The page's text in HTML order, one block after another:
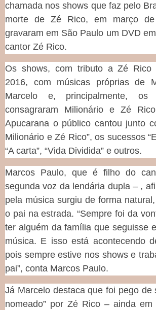
chamada nos shows que faz pelo
morte de Zé Rico, em março
gravaram em São Paulo um DVD
cantor Zé Rico.
Os shows, com tributo a Zé Rico
2016, com músicas próprias de
Marcelo e, principalmente, os
consagraram Milionário e Zé
Apucarana o público cantou junto
Milionário e Zé Rico”, os sucessos
“A carta”, “Vida Dividida” e outros.
Marcos Paulo, que é filho do
segunda voz da lendária dupla – ,
pela música surgiu de forma
o pai na estrada. “Sempre foi da
ter alguém da família que seguisse
música. E isso está acontecendo
pois sempre estive nos shows e
pai”, conta Marcos Paulo.
Já Marcelo destaca que foi pego de
nomeado” por Zé Rico – ainda